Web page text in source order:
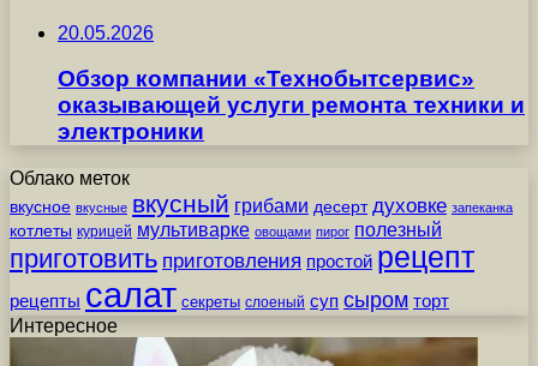
20.05.2026
Обзор компании «Технобытсервис»
оказывающей услуги ремонта техники и
электроники
Облако меток
вкусное вкусные вкусный грибами десерт духовке запеканка
котлеты курицей мультиварке овощами пирог полезный
приготовить приготовления простой рецепт
рецепты салат секреты слоеный суп сыром торт
Интересное